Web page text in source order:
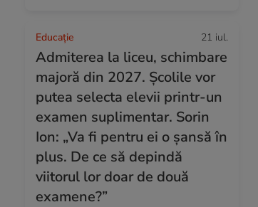
Educație 21 iul.
Admiterea la liceu, schimbare
majoră din 2027. Școlile vor
putea selecta elevii printr-un
examen suplimentar. Sorin
Ion: „Va fi pentru ei o șansă în
plus. De ce să depindă
viitorul lor doar de două
examene?”